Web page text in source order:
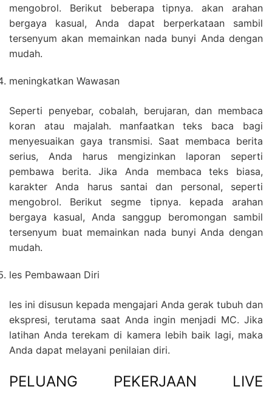
mengobrol. Berikut beberapa tipnya. akan arahan
bergaya kasual, Anda dapat berperkataan sambil
tersenyum akan memainkan nada bunyi Anda dengan
mudah.
meningkatkan Wawasan
Seperti penyebar, cobalah, berujaran, dan membaca
koran atau majalah. manfaatkan teks baca bagi
menyesuaikan gaya transmisi. Saat membaca berita
serius, Anda harus mengizinkan laporan seperti
pembawa berita. Jika Anda membaca teks biasa,
karakter Anda harus santai dan personal, seperti
mengobrol. Berikut segme tipnya. kepada arahan
bergaya kasual, Anda sanggup beromongan sambil
tersenyum buat memainkan nada bunyi Anda dengan
mudah.
les Pembawaan Diri
les ini disusun kepada mengajari Anda gerak tubuh dan
ekspresi, terutama saat Anda ingin menjadi MC. Jika
latihan Anda terekam di kamera lebih baik lagi, maka
Anda dapat melayani penilaian diri.
PELUANG PEKERJAAN LIVE